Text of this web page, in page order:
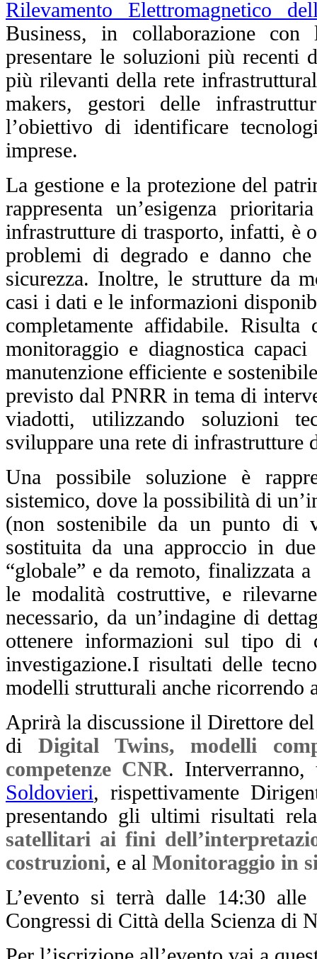
Rilevamento Elettromagnetico
Business, in collaborazione
presentare le soluzioni più recenti
più rilevanti della rete
makers, gestori delle
l’obiettivo di identificare
imprese.
La gestione e la protezione del
rappresenta un’esigenza
infrastrutture di trasporto, infatti, è
problemi di degrado e danno
sicurezza. Inoltre, le strutture da
casi i dati e le informazioni
completamente affidabile. Risulta
monitoraggio e diagnostica
manutenzione efficiente e
previsto dal PNRR in tema di
viadotti, utilizzando soluzioni
sviluppare una rete di infrastrutture
Una possibile soluzione è
sistemico, dove la possibilità di
(non sostenibile da un punto di
sostituita da una approccio in
“globale” e da remoto, finalizzata
le modalità costruttive, e
necessario, da un’indagine di
ottenere informazioni sul tipo di
investigazione.I risultati delle
modelli strutturali anche ricorrendo
Aprirà la discussione il Direttore
di Digital Twins, modelli
competenze CNR.
Soldovieri, rispettivamente
presentando gli ultimi risultati
satellitari ai fini
costruzioni, e al Monitoraggio in
L’evento si terrà dalle 14:30
Congressi di Città della Scienza di